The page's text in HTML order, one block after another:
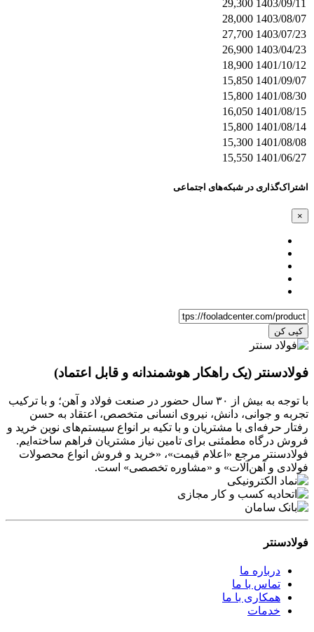
1403/09/11
29,300
1403/08/07
28,000
1403/07/23
27,700
1403/04/23
26,900
1401/10/12
18,900
1401/09/07
15,850
1401/08/30
15,800
1401/08/15
16,050
1401/08/14
15,800
1401/08/08
15,300
1401/06/27
15,550
اشتراک‌گذاری در شبکه‌های اجتماعی
×
کپی کن
فولادسنتر (یک راهکار هوشمندانه و قابل اعتماد)
با توجه به بیش از ۳۰ سال حضور در صنعت فولاد و آهن؛ و با ترکیب
تجربه و جوانی، دانش، نیروی انسانی متخصص، اعتقاد به حسن
رفتار حرفه‌ای با مشتریان و با تکیه بر انواع سیستم‌های نوین خرید و
فروش درگاه مطمئنی برای تامین نیاز مشتریان فراهم ساخته‌ایم.
فولادسنتر مرجع «اعلام قیمت»، «خرید و فروش انواع محصولات
فولادی و آهن‌آلات» و «مشاوره تخصصی» است.
فولادسنتر
درباره ما
تماس با ما
همکاری با ما
خدمات